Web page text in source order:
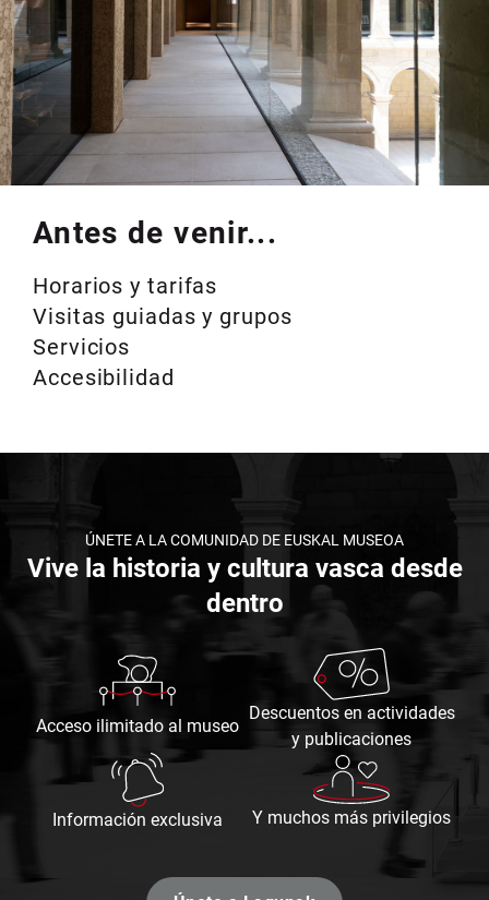
Antes de venir...
Horarios y tarifas
Visitas guiadas y grupos
Servicios
Accesibilidad
ÚNETE A LA COMUNIDAD DE EUSKAL MUSEOA
Vive la historia y cultura vasca desde
dentro
Acceso ilimitado al museo
Acceso
Descuentos en actividades
y publicaciones
Descuentos
actividades
publicaciones
Información exclusiva
Información
Y muchos más privilegios
Y
privilegios